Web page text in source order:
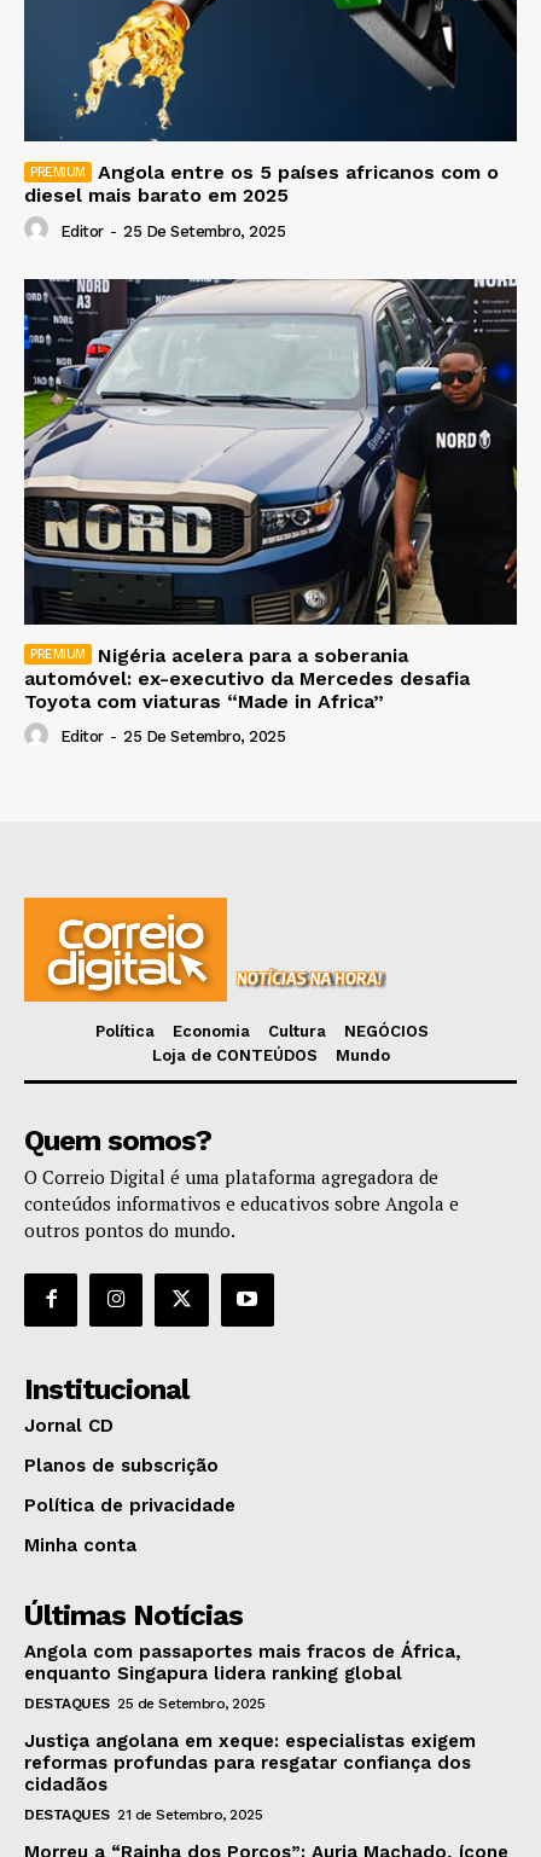
Angola entre os 5 países africanos com o
diesel mais barato em 2025
Editor - 25 De Setembro, 2025
Nigéria acelera para a soberania
automóvel: ex-executivo da Mercedes desafia
Toyota com viaturas “Made in Africa”
Editor - 25 De Setembro, 2025
Política Economia Cultura
NEGÓCIOS
Loja de CONTEÚDOS
Mundo
Quem somos?
O Correio Digital é uma plataforma agregadora de
conteúdos informativos e educativos sobre Angola e
outros pontos do mundo.
Institucional
Jornal CD
Planos de subscrição
Política de privacidade
Minha conta
Últimas Notícias
Angola com passaportes mais fracos de África,
enquanto Singapura lidera ranking global
DESTAQUES 25 de Setembro, 2025
Justiça angolana em xeque: especialistas exigem
reformas profundas para resgatar confiança dos
cidadãos
DESTAQUES 21 de Setembro, 2025
Morreu a “Rainha dos Porcos”: Auria Machado, ícone